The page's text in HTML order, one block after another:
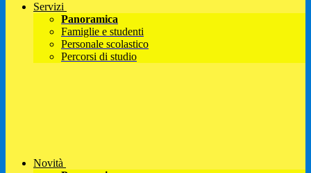
Servizi
Panoramica
Famiglie e studenti
Personale scolastico
Percorsi di studio
Novità